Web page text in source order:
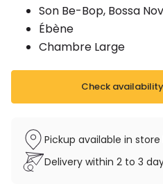
Son Be-Bop, Bossa
Ébène
Chambre Large
Check availability
Pickup available in
Delivery within 2 to 3